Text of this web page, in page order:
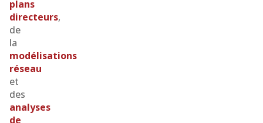
plans
directeurs,
de
la
modélisations
réseau
et
des
analyses
de